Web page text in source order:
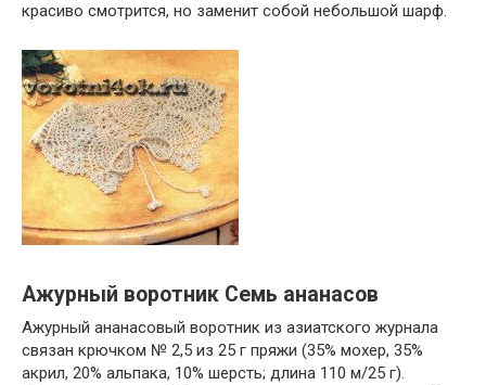
красиво смотрится, но заменит собой небольшой шарф.
Ажурный воротник Семь ананасов
Ажурный ананасовый воротник из азиатского журнала
связан крючком № 2,5 из 25 г пряжи (35% мохер, 35%
акрил, 20% альпака, 10% шерсть; длина 110 м/25 г).